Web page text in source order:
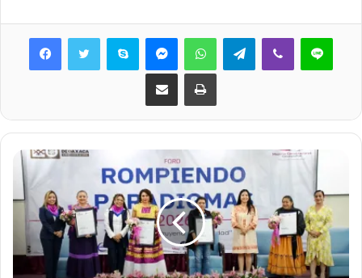
Skype MessengerWhatsAppTelegramViber Line
Share via Email Print